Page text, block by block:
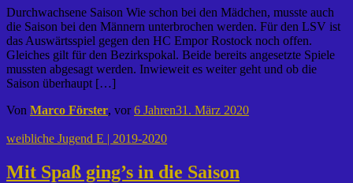
Durchwachsene Saison Wie schon bei den Mädchen, musste auch
die Saison bei den Männern unterbrochen werden. Für den LSV ist
das Auswärtsspiel gegen den HC Empor Rostock noch offen.
Gleiches gilt für den Bezirkspokal. Beide bereits angesetzte Spiele
mussten abgesagt werden. Inwieweit es weiter geht und ob die
Saison überhaupt […]
Von Marco Förster, vor6 Jahren31. März 2020
weibliche Jugend E | 2019-2020
Mit Spaß ging’s in die Saison